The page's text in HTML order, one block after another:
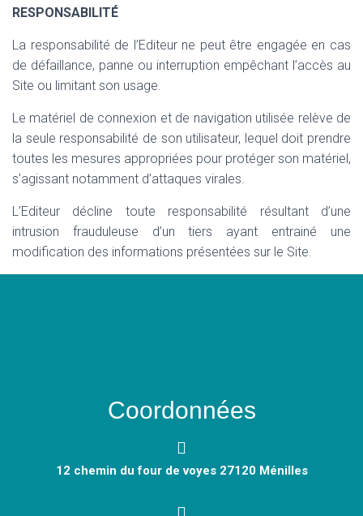
RESPONSABILITÉ
La responsabilité de l’Editeur ne peut être engagée en cas
de défaillance, panne ou interruption empêchant l’accès au
Site ou limitant son usage.
Le matériel de connexion et de navigation utilisée relève de
la seule responsabilité de son utilisateur, lequel doit prendre
toutes les mesures appropriées pour protéger son matériel,
s’agissant notamment d’attaques virales.
L’Editeur décline toute responsabilité résultant d’une
intrusion frauduleuse d’un tiers ayant entrainé une
modification des informations présentées sur le Site.
Coordonnées
12 chemin du four de voyes 27120 Ménilles